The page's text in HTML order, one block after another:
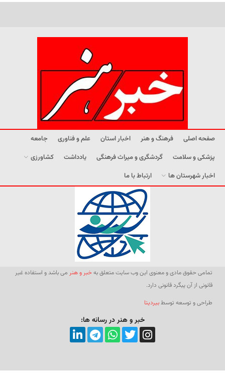
صفحه اصلی فرهنگ و هنر اخبار استان علم و فناوری
جامعه
پزشکی و سلامت
گردشگری و میراث فرهنگی یادداشت
کشاورزی
اخبار شهرستان ها
ارتباط با ما
تمامی حقوق مادی و معنوی این وب سایت متعلق بهخبر و هنر می باشد و استفاده غیر
قانونی از آن پیگرد قانونی دارد.
طراحی و توسعه توسطبیردیتا
خبر و هنر در رسانه ها: